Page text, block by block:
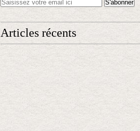
Articles récents